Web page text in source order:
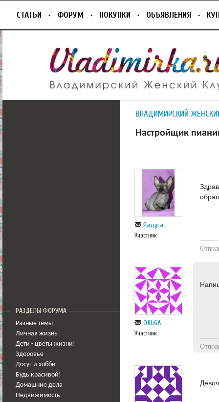
СТАТЬИ ФОРУМ ПОКУПКИ ОБЪЯВЛЕНИЯ
РАЗДЕЛЫ ФОРУМА
Разные темы
Личная жизнь
Дети - цветы жизни!
Здоровье
Досуг и хобби
Будь красивой!
Домашние дела
Недвижимость
ВЛАДИМИРСКИЙ
Настройщик
Радуга
Участник
OJlbGA
Участник